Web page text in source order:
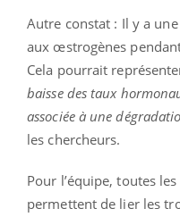
Autre constat : Il y a
aux œstrogènes
Cela pourrait
baisse des taux
associée à une
les chercheurs.
Pour l’équipe, toutes
permettent de lier les